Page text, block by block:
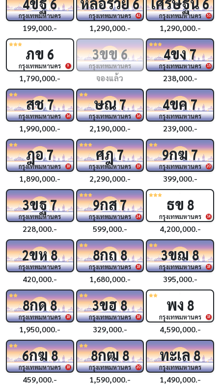
กรุงเทพมหานคร
199,000.-
42
กรุงเทพมหานคร
1,290,000.-
51
กรุงเทพมหานคร
1,290,000.-
9
ภข 6
กรุงเทพมหานคร
1,790,000.-
3ขข6
กรุงเทพมหานคร
จองแล้ว
15
4ขง7
กรุงเทพมหานคร
238,000.-
16
สช7
กรุงเทพมหานคร
1,990,000.-
16
ษณ7
กรุงเทพมหานคร
2,190,000.-
4ขค7
กรุงเทพมหานคร
239,000.-
18
ฎอ7
กรุงเทพมหานคร
1,890,000.-
19
ศฎ7
กรุงเทพมหานคร
2,290,000.-
20
9กฆ7
กรุงเทพมหานคร
399,000.-
3ขฐ7
กรุงเทพมหานคร
228,000.-
24
9กส7
กรุงเทพมหานคร
599,000.-
14
ธข 8
กรุงเทพมหานคร
4,200,000.-
2ขห8
กรุงเทพมหานคร
420,000.-
18
8กถ8
กรุงเทพมหานคร
1,680,000.-
18
3ขฌ8
กรุงเทพมหานคร
395,000.-
18
8กด8
กรุงเทพมหานคร
1,950,000.-
18
3ขฮ8
กรุงเทพมหานคร
329,000.-
18
พง 8
กรุงเทพมหานคร
4,590,000.-
18
6กฆ8
กรุงเทพมหานคร
459,000.-
20
8กฒ8
กรุงเทพมหานคร
1,590,000.-
ทะเล8
กรุงเทพมหานคร
1,490,000.-